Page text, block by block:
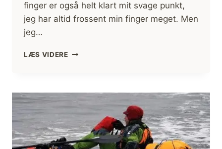
finger er også helt klart mit svage punkt,
jeg har altid frossent min finger meget. Men
jeg…
LÆS VIDEREHANDSKER
KAJAK
(ANMELDELSE)